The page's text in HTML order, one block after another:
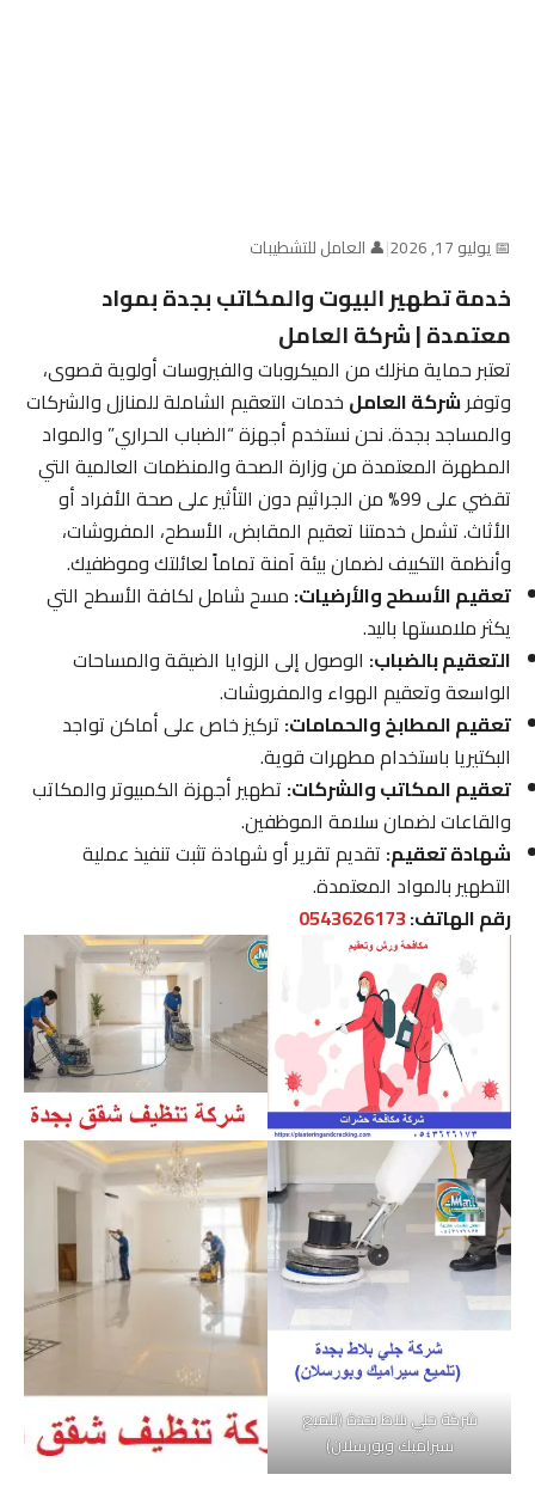
📅 يوليو 17, 2026 |👤 العامل للتشطيبات
خدمة تطهير البيوت والمكاتب بجدة بمواد
معتمدة | شركة العامل
تعتبر حماية منزلك من الميكروبات والفيروسات أولوية قصوى،
وتوفرشركة العاملخدمات التعقيم الشاملة للمنازل والشركات
والمساجد بجدة. نحن نستخدم أجهزة “الضباب الحراري” والمواد
المطهرة المعتمدة من وزارة الصحة والمنظمات العالمية التي
تقضي على 99% من الجراثيم دون التأثير على صحة الأفراد أو
الأثاث. تشمل خدمتنا تعقيم المقابض، الأسطح، المفروشات،
وأنظمة التكييف لضمان بيئة آمنة تماماً لعائلتك وموظفيك.
تعقيم الأسطح والأرضيات:مسح شامل لكافة الأسطح التي
يكثر ملامستها باليد.
التعقيم بالضباب:الوصول إلى الزوايا الضيقة والمساحات
الواسعة وتعقيم الهواء والمفروشات.
تعقيم المطابخ والحمامات:تركيز خاص على أماكن تواجد
البكتيريا باستخدام مطهرات قوية.
تعقيم المكاتب والشركات:تطهير أجهزة الكمبيوتر والمكاتب
والقاعات لضمان سلامة الموظفين.
شهادة تعقيم:تقديم تقرير أو شهادة تثبت تنفيذ عملية
التطهير بالمواد المعتمدة.
رقم الهاتف:0543626173
شركة جلي بلاط بجدة (تلميع
سيراميك وبورسلان)